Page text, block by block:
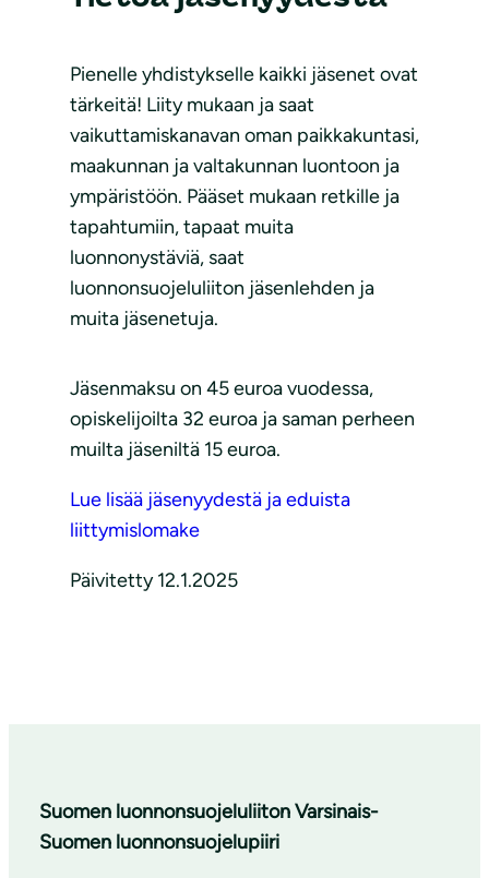
Pienelle yhdistykselle kaikki jäsenet ovat
tärkeitä! Liity mukaan ja saat
vaikuttamiskanavan oman paikkakuntasi,
maakunnan ja valtakunnan luontoon ja
ympäristöön. Pääset mukaan retkille ja
tapahtumiin, tapaat muita
luonnonystäviä, saat
luonnonsuojeluliiton jäsenlehden ja
muita jäsenetuja.
Jäsenmaksu on 45 euroa vuodessa,
opiskelijoilta 32 euroa ja saman perheen
muilta jäseniltä 15 euroa.
Lue lisää jäsenyydestä ja eduista
liittymislomake
Päivitetty 12.1.2025
Suomen luonnonsuojeluliiton Varsinais-
Suomen luonnonsuojelupiiri